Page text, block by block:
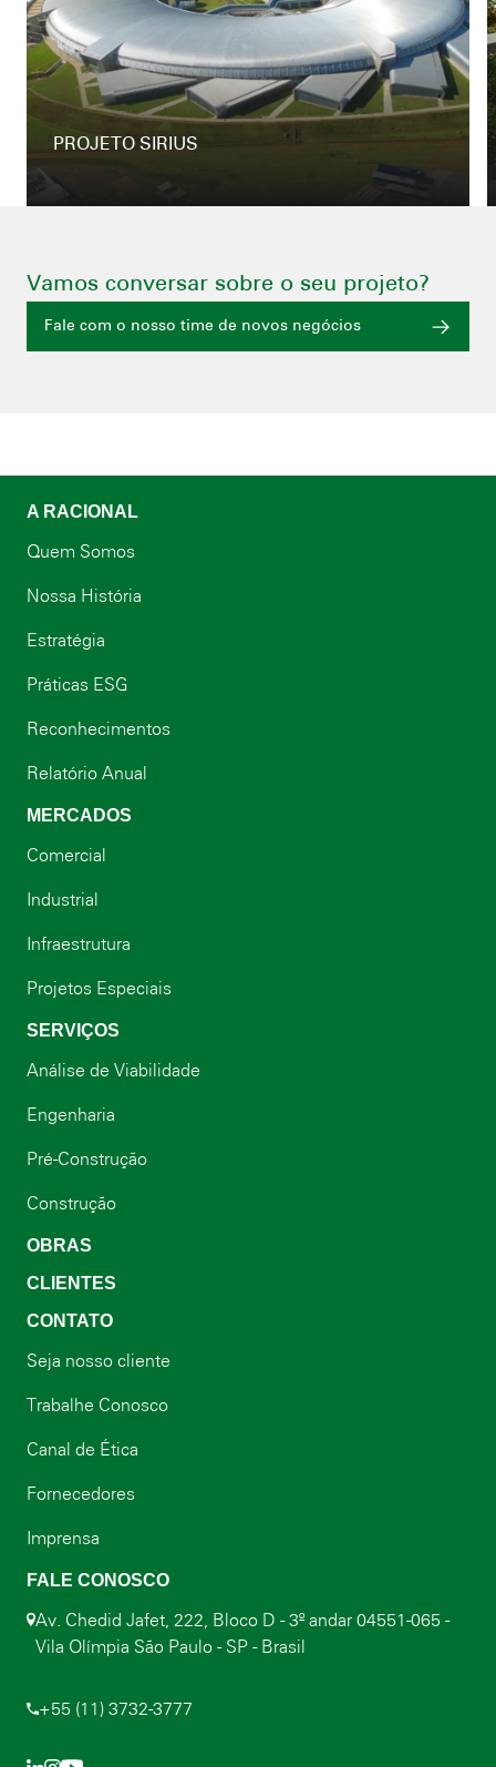
PROJETO SIRIUS
Vamos conversar sobre o seu projeto?
Fale com o nosso time de novos negócios
A RACIONAL
Quem Somos
Nossa História
Estratégia
Práticas ESG
Reconhecimentos
Relatório Anual
MERCADOS
Comercial
Industrial
Infraestrutura
Projetos Especiais
SERVIÇOS
Análise de Viabilidade
Engenharia
Pré-Construção
Construção
OBRAS
CLIENTES
CONTATO
Seja nosso cliente
Trabalhe Conosco
Canal de Ética
Fornecedores
Imprensa
FALE CONOSCO
Av. Chedid Jafet, 222, Bloco D - 3º andar 04551-065 -
Vila Olímpia São Paulo - SP - Brasil
+55 (11) 3732-3777